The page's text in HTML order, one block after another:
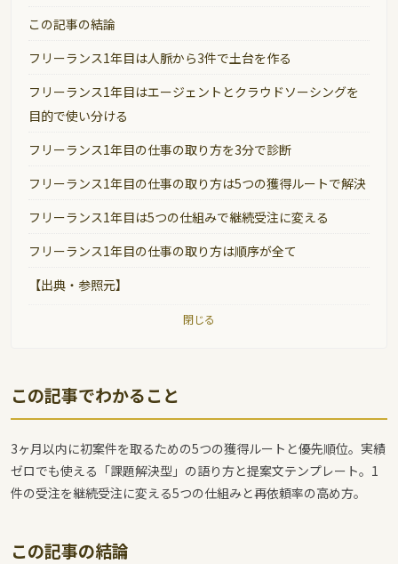
この記事の結論
フリーランス1年目は人脈から3件で土台を作る
フリーランス1年目はエージェントとクラウドソーシングを
目的で使い分ける
フリーランス1年目の仕事の取り方を3分で診断
フリーランス1年目の仕事の取り方は5つの獲得ルートで解決
フリーランス1年目は5つの仕組みで継続受注に変える
フリーランス1年目の仕事の取り方は順序が全て
【出典・参照元】
閉じる
この記事でわかること
3ヶ月以内に初案件を取るための5つの獲得ルートと優先順位。実績
ゼロでも使える「課題解決型」の語り方と提案文テンプレート。1
件の受注を継続受注に変える5つの仕組みと再依頼率の高め方。
この記事の結論